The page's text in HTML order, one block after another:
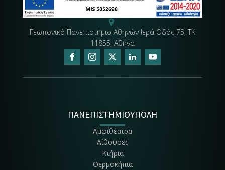
Γεωπονικό Πανεπιστήμιο Αθηνών Ιερά Οδός 75, ΤΚ
11855, Αθήνα
ΠΑΝΕΠΙΣΤΗΜΙΟΥΠΟΛΗ
Αμφιθέατρα
Αίθουσες
Κτήρια
Θερμοκήπια